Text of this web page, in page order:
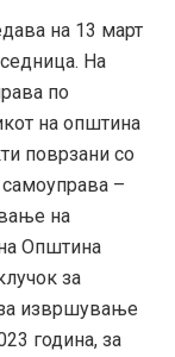
на 13 март
седница. На
по
на oпштина
поврзани со
–
на
Општина
за
извршување
година, за